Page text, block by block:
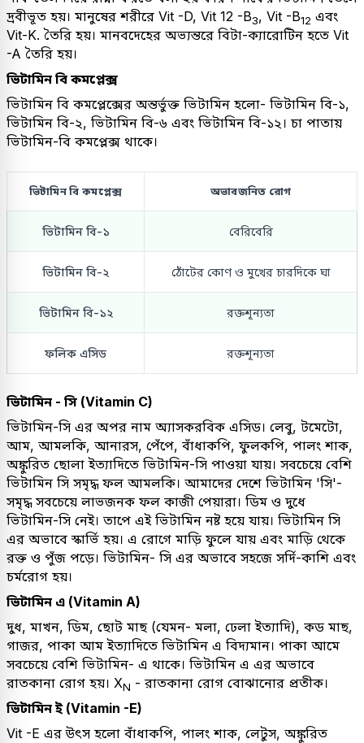
দ্রবীভূত হয়। মানুষের শরীরে Vit -D, Vit 12 -B3, Vit -B12 এবং
Vit-K. তৈরি হয়। মানবদেহের অভ্যন্তরে বিটা-ক্যারোটিন হতে Vit
-A তৈরি হয়।
ভিটামিন বি কমপ্লেক্স
ভিটামিন বি কমপ্লেক্সের অন্তর্ভুক্ত ভিটামিন হলো- ভিটামিন বি-১,
ভিটামিন বি-২, ভিটামিন বি-৬ এবং ভিটামিন বি-১২। চা পাতায়
ভিটামিন-বি কমপ্লেক্স থাকে।
ভিটামিন বি কমপ্লেক্স অভাবজনিত রোগ
ভিটামিন বি-১ বেরিবেরি
ভিটামিন বি-২ ঠোঁটের কোণ ও মুখের চারদিকে ঘা
ভিটামিন বি-১২ রক্তশূন্যতা
ফলিক এসিড রক্তশূন্যতা
ভিটামিন - সি (Vitamin C)
ভিটামিন-সি এর অপর নাম অ্যাসকরবিক এসিড। লেবু, টমেটো,
আম, আমলকি, আনারস, পেঁপে, বাঁধাকপি, ফুলকপি, পালং শাক,
অঙ্কুরিত ছোলা ইত্যাদিতে ভিটামিন-সি পাওয়া যায়। সবচেয়ে বেশি
ভিটামিন সি সমৃদ্ধ ফল আমলকি। আমাদের দেশে ভিটামিন 'সি'-
সমৃদ্ধ সবচেয়ে লাভজনক ফল কাজী পেয়ারা। ডিম ও দুধে
ভিটামিন-সি নেই। তাপে এই ভিটামিন নষ্ট হয়ে যায়। ভিটামিন সি
এর অভাবে স্কার্ভি হয়। এ রোগে মাড়ি ফুলে যায় এবং মাড়ি থেকে
রক্ত ও পুঁজ পড়ে। ভিটামিন- সি এর অভাবে সহজে সর্দি-কাশি এবং
চর্মরোগ হয়।
ভিটামিন এ (Vitamin A)
দুধ, মাখন, ডিম, ছোট মাছ (যেমন- মলা, ঢেলা ইত্যাদি), কড মাছ,
গাজর, পাকা আম ইত্যাদিতে ভিটামিন এ বিদ্যমান। পাকা আমে
সবচেয়ে বেশি ভিটামিন- এ থাকে। ভিটামিন এ এর অভাবে
রাতকানা রোগ হয়। XN - রাতকানা রোগ বোঝানোর প্রতীক।
ভিটামিন ই (Vitamin -E)
Vit -E এর উৎস হলো বাঁধাকপি, পালং শাক, লেটুস, অঙ্কুরিত